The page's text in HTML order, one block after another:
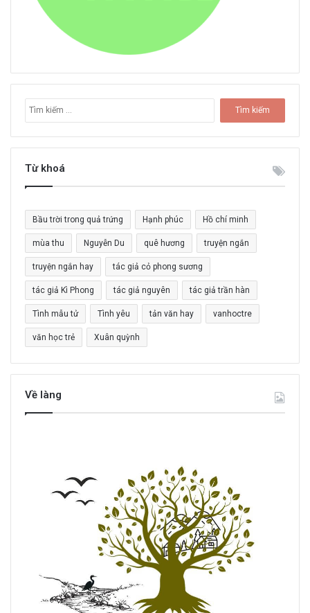
m
k
c
h
o
:
Từ khoá
Bầu trời trong quả trứng Hạnh phúc Hồ chí minh
mùa thu Nguyễn Du quê hương truyện ngắn
truyện ngắn hay tác giả cỏ phong sương
tác giả Kì Phong tác giả nguyên tác giả trần hàn
Tình mẫu tử Tình yêu tản văn hay vanhoctre
văn học trẻ Xuân quỳnh
Về làng